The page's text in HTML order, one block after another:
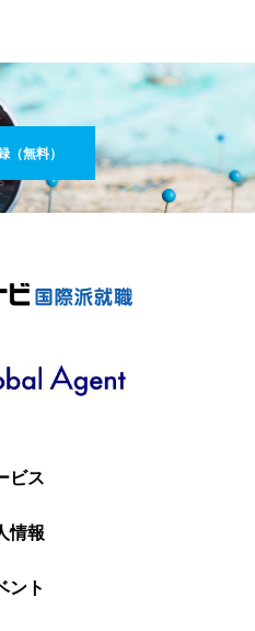
（無料）
ビス
情報
ント